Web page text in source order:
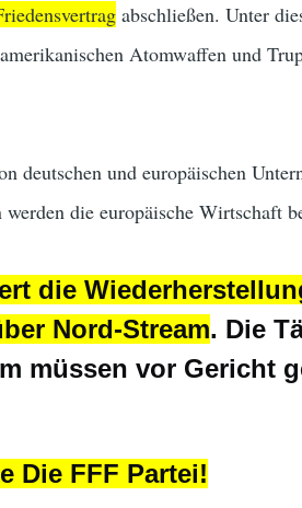
abschließen. Unter
Atomwaffen und
deutschen und europäischen
die europäische Wirtschaft
die
Nord-Stream. Die
müssen vor Gericht
Die FFF Partei!